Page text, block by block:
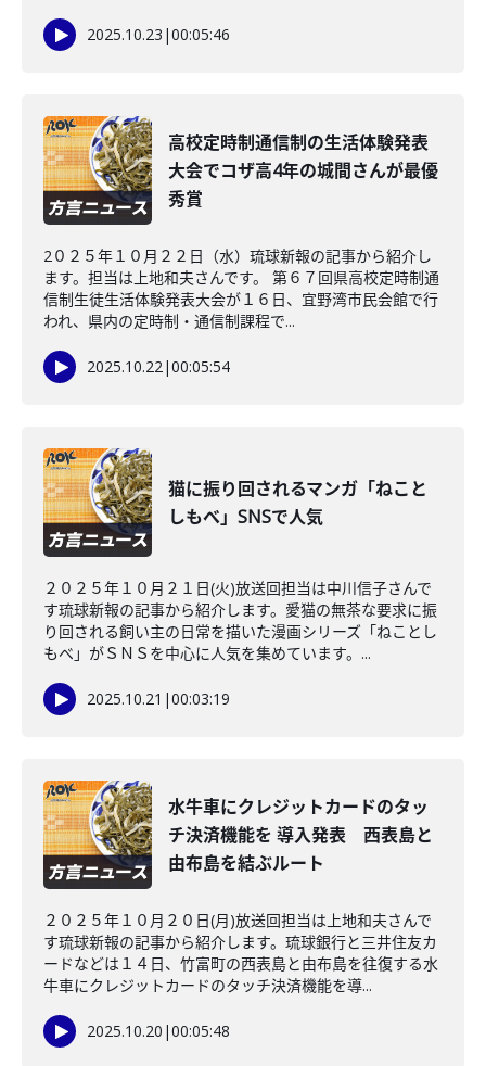
2025.10.23 |00:05:46
高校定時制通信制の生活体験発表
大会でコザ高4年の城間さんが最優
秀賞
2０２５年１０月２２日（水）琉球新報の記事から紹介し
ます。担当は上地和夫さんです。 第６７回県高校定時制通
信制生徒生活体験発表大会が１６日、宜野湾市民会館で行
われ、県内の定時制・通信制課程で...
2025.10.22|00:05:54
猫に振り回されるマンガ「ねこと
しもべ」SNSで人気
２０２５年１０月２１日(火)放送回担当は中川信子さんで
す琉球新報の記事から紹介します。愛猫の無茶な要求に振
り回される飼い主の日常を描いた漫画シリーズ「ねことし
もべ」がＳＮＳを中心に人気を集めています。...
2025.10.21 |00:03:19
水牛車にクレジットカードのタッ
チ決済機能を 導入発表 西表島と
由布島を結ぶルート
２０２５年１０月２０日(月)放送回担当は上地和夫さんで
す琉球新報の記事から紹介します。琉球銀行と三井住友カ
ードなどは１４日、竹富町の西表島と由布島を往復する水
牛車にクレジットカードのタッチ決済機能を導...
2025.10.20 |00:05:48